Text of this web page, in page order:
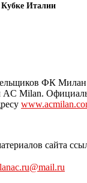
Италии
ФК Милан
Milan.
сайта